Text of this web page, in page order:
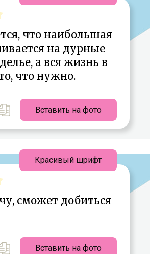
что наибольшая
на дурные
а вся жизнь в
что нужно.
Вставить на фото
сможет добиться
Вставить на фото
Красивый шрифт